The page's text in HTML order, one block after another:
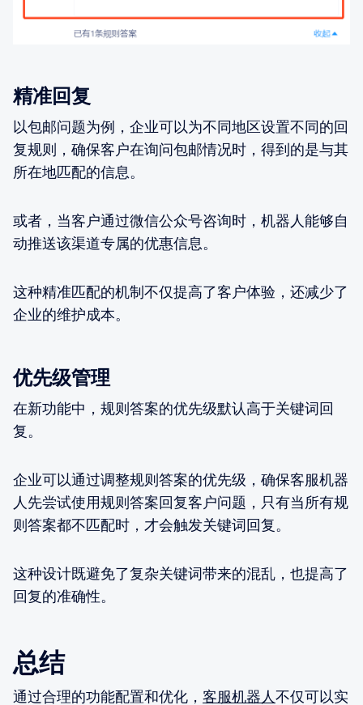
精准回复
以包邮问题为例，企业可以为不同地区设置不同的回
复规则，确保客户在询问包邮情况时，得到的是与其
所在地匹配的信息。
或者，当客户通过微信公众号咨询时，机器人能够自
动推送该渠道专属的优惠信息。
这种精准匹配的机制不仅提高了客户体验，还减少了
企业的维护成本。
优先级管理
在新功能中，规则答案的优先级默认高于关键词回
复。
企业可以通过调整规则答案的优先级，确保客服机器
人先尝试使用规则答案回复客户问题，只有当所有规
则答案都不匹配时，才会触发关键词回复。
这种设计既避免了复杂关键词带来的混乱，也提高了
回复的准确性。
总结
通过合理的功能配置和优化， 客服机器人不仅可以实